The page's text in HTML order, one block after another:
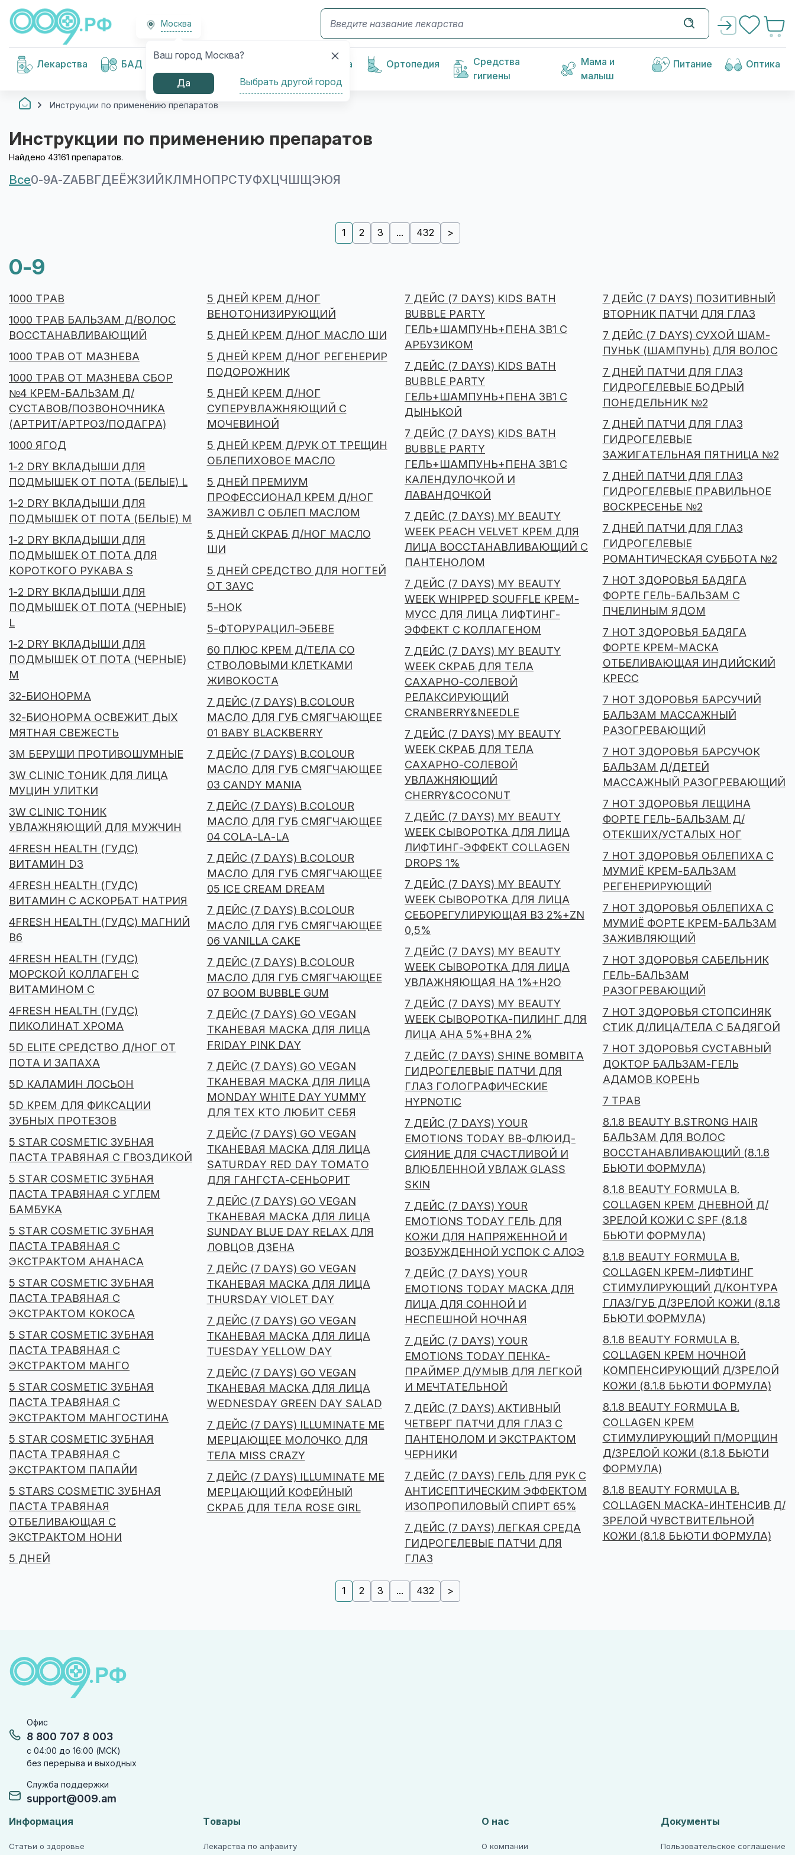
Москва
Ваш город Москва?
Да Выбрать другой город
Лекарства БАД
Медицинские
изделия
Косметика Ортопедия
Средства
гигиены
Мама и
малыш
Питание Оптика
Инструкции по применению препаратов
Инструкции по применению препаратов
Найдено 43161 препаратов.
Все0-9A-ZАБ В ГД Е ЁЖЗ И Й КЛ М Н О П РСТУФХ ЦЧ Ш ЩЭ ЮЯ
1 2 3 ... 432 >
0-9
1000 ТРАВ
1000 ТРАВ БАЛЬЗАМ Д/ВОЛОС
ВОССТАНАВЛИВАЮЩИЙ
1000 ТРАВ ОТ МАЗНЕВА
1000 ТРАВ ОТ МАЗНЕВА СБОР
№4 КРЕМ-БАЛЬЗАМ Д/
СУСТАВОВ/ПОЗВОНОЧНИКА
(АРТРИТ/АРТРОЗ/ПОДАГРА)
1000 ЯГОД
1-2 DRY ВКЛАДЫШИ ДЛЯ
ПОДМЫШЕК ОТ ПОТА (БЕЛЫЕ) L
1-2 DRY ВКЛАДЫШИ ДЛЯ
ПОДМЫШЕК ОТ ПОТА (БЕЛЫЕ) M
1-2 DRY ВКЛАДЫШИ ДЛЯ
ПОДМЫШЕК ОТ ПОТА ДЛЯ
КОРОТКОГО РУКАВА S
1-2 DRY ВКЛАДЫШИ ДЛЯ
ПОДМЫШЕК ОТ ПОТА (ЧЕРНЫЕ)
L
1-2 DRY ВКЛАДЫШИ ДЛЯ
ПОДМЫШЕК ОТ ПОТА (ЧЕРНЫЕ)
М
32-БИОНОРМА
32-БИОНОРМА ОСВЕЖИТ ДЫХ
МЯТНАЯ СВЕЖЕСТЬ
3M БЕРУШИ ПРОТИВОШУМНЫЕ
3W CLINIC ТОНИК ДЛЯ ЛИЦА
МУЦИН УЛИТКИ
3W CLINIC ТОНИК
УВЛАЖНЯЮЩИЙ ДЛЯ МУЖЧИН
4FRESH HEALTH (ГУДС)
ВИТАМИН D3
4FRESH HEALTH (ГУДС)
ВИТАМИН С АСКОРБАТ НАТРИЯ
4FRESH HEALTH (ГУДС) МАГНИЙ
В6
4FRESH HEALTH (ГУДС)
МОРСКОЙ КОЛЛАГЕН С
ВИТАМИНОМ С
4FRESH HEALTH (ГУДС)
ПИКОЛИНАТ ХРОМА
5D ELITE СРЕДСТВО Д/НОГ ОТ
ПОТА И ЗАПАХА
5D КАЛАМИН ЛОСЬОН
5D КРЕМ ДЛЯ ФИКСАЦИИ
ЗУБНЫХ ПРОТЕЗОВ
5 STAR COSMETIC ЗУБНАЯ
ПАСТА ТРАВЯНАЯ С ГВОЗДИКОЙ
5 STAR COSMETIC ЗУБНАЯ
ПАСТА ТРАВЯНАЯ С УГЛЕМ
БАМБУКА
5 STAR COSMETIC ЗУБНАЯ
ПАСТА ТРАВЯНАЯ С
ЭКСТРАКТОМ АНАНАСА
5 STAR COSMETIC ЗУБНАЯ
ПАСТА ТРАВЯНАЯ С
ЭКСТРАКТОМ КОКОСА
5 STAR COSMETIC ЗУБНАЯ
ПАСТА ТРАВЯНАЯ С
ЭКСТРАКТОМ МАНГО
5 STAR COSMETIC ЗУБНАЯ
ПАСТА ТРАВЯНАЯ С
ЭКСТРАКТОМ МАНГОСТИНА
5 STAR COSMETIC ЗУБНАЯ
ПАСТА ТРАВЯНАЯ С
ЭКСТРАКТОМ ПАПАЙИ
5 STARS COSMETIC ЗУБНАЯ
ПАСТА ТРАВЯНАЯ
ОТБЕЛИВАЮЩАЯ С
ЭКСТРАКТОМ НОНИ
5 ДНЕЙ
5 ДНЕЙ КРЕМ Д/НОГ
ВЕНОТОНИЗИРУЮЩИЙ
5 ДНЕЙ КРЕМ Д/НОГ МАСЛО ШИ
5 ДНЕЙ КРЕМ Д/НОГ РЕГЕНЕРИР
ПОДОРОЖНИК
5 ДНЕЙ КРЕМ Д/НОГ
СУПЕРУВЛАЖНЯЮЩИЙ С
МОЧЕВИНОЙ
5 ДНЕЙ КРЕМ Д/РУК ОТ ТРЕЩИН
ОБЛЕПИХОВОЕ МАСЛО
5 ДНЕЙ ПРЕМИУМ
ПРОФЕССИОНАЛ КРЕМ Д/НОГ
ЗАЖИВЛ С ОБЛЕП МАСЛОМ
5 ДНЕЙ СКРАБ Д/НОГ МАСЛО
ШИ
5 ДНЕЙ СРЕДСТВО ДЛЯ НОГТЕЙ
ОТ ЗАУС
5-НОК
5-ФТОРУРАЦИЛ-ЭБЕВЕ
60 ПЛЮС КРЕМ Д/ТЕЛА СО
СТВОЛОВЫМИ КЛЕТКАМИ
ЖИВОКОСТА
7 ДЕЙС (7 DAYS) B.COLOUR
МАСЛО ДЛЯ ГУБ СМЯГЧАЮЩЕЕ
01 BABY BLACKBERRY
7 ДЕЙС (7 DAYS) B.COLOUR
МАСЛО ДЛЯ ГУБ СМЯГЧАЮЩЕЕ
03 CANDY MANIA
7 ДЕЙС (7 DAYS) B.COLOUR
МАСЛО ДЛЯ ГУБ СМЯГЧАЮЩЕЕ
04 COLA-LA-LA
7 ДЕЙС (7 DAYS) B.COLOUR
МАСЛО ДЛЯ ГУБ СМЯГЧАЮЩЕЕ
05 ICE CREAM DREAM
7 ДЕЙС (7 DAYS) B.COLOUR
МАСЛО ДЛЯ ГУБ СМЯГЧАЮЩЕЕ
06 VANILLA CAKE
7 ДЕЙС (7 DAYS) B.COLOUR
МАСЛО ДЛЯ ГУБ СМЯГЧАЮЩЕЕ
07 BOOM BUBBLE GUM
7 ДЕЙС (7 DAYS) GO VEGAN
ТКАНЕВАЯ МАСКА ДЛЯ ЛИЦА
FRIDAY PINK DAY
7 ДЕЙС (7 DAYS) GO VEGAN
ТКАНЕВАЯ МАСКА ДЛЯ ЛИЦА
MONDAY WHITE DAY YUMMY
ДЛЯ ТЕХ КТО ЛЮБИТ СЕБЯ
7 ДЕЙС (7 DAYS) GO VEGAN
ТКАНЕВАЯ МАСКА ДЛЯ ЛИЦА
SATURDAY RED DAY TOMATO
ДЛЯ ГАНГСТА-СЕНЬОРИТ
7 ДЕЙС (7 DAYS) GO VEGAN
ТКАНЕВАЯ МАСКА ДЛЯ ЛИЦА
SUNDAY BLUE DAY RELAX ДЛЯ
ЛОВЦОВ ДЗЕНА
7 ДЕЙС (7 DAYS) GO VEGAN
ТКАНЕВАЯ МАСКА ДЛЯ ЛИЦА
THURSDAY VIOLET DAY
7 ДЕЙС (7 DAYS) GO VEGAN
ТКАНЕВАЯ МАСКА ДЛЯ ЛИЦА
TUESDAY YELLOW DAY
7 ДЕЙС (7 DAYS) GO VEGAN
ТКАНЕВАЯ МАСКА ДЛЯ ЛИЦА
WEDNESDAY GREEN DAY SALAD
7 ДЕЙС (7 DAYS) ILLUMINATE ME
МЕРЦАЮЩЕЕ МОЛОЧКО ДЛЯ
ТЕЛА MISS CRAZY
7 ДЕЙС (7 DAYS) ILLUMINATE ME
МЕРЦАЮЩИЙ КОФЕЙНЫЙ
СКРАБ ДЛЯ ТЕЛА ROSE GIRL
7 ДЕЙС (7 DAYS) KIDS BATH
BUBBLE PARTY
ГЕЛЬ+ШАМПУНЬ+ПЕНА 3В1 С
АРБУЗИКОМ
7 ДЕЙС (7 DAYS) KIDS BATH
BUBBLE PARTY
ГЕЛЬ+ШАМПУНЬ+ПЕНА 3В1 С
ДЫНЬКОЙ
7 ДЕЙС (7 DAYS) KIDS BATH
BUBBLE PARTY
ГЕЛЬ+ШАМПУНЬ+ПЕНА 3В1 С
КАЛЕНДУЛОЧКОЙ И
ЛАВАНДОЧКОЙ
7 ДЕЙС (7 DAYS) MY BEAUTY
WEEK PEACH VELVET КРЕМ ДЛЯ
ЛИЦА ВОССТАНАВЛИВАЮЩИЙ С
ПАНТЕНОЛОМ
7 ДЕЙС (7 DAYS) MY BEAUTY
WEEK WHIPPED SOUFFLE КРЕМ-
МУСС ДЛЯ ЛИЦА ЛИФТИНГ-
ЭФФЕКТ С КОЛЛАГЕНОМ
7 ДЕЙС (7 DAYS) MY BEAUTY
WEEK СКРАБ ДЛЯ ТЕЛА
САХАРНО-СОЛЕВОЙ
РЕЛАКСИРУЮЩИЙ
CRANBERRY&NEEDLE
7 ДЕЙС (7 DAYS) MY BEAUTY
WEEK СКРАБ ДЛЯ ТЕЛА
САХАРНО-СОЛЕВОЙ
УВЛАЖНЯЮЩИЙ
CHERRY&COCONUT
7 ДЕЙС (7 DAYS) MY BEAUTY
WEEK СЫВОРОТКА ДЛЯ ЛИЦА
ЛИФТИНГ-ЭФФЕКТ COLLAGEN
DROPS 1%
7 ДЕЙС (7 DAYS) MY BEAUTY
WEEK СЫВОРОТКА ДЛЯ ЛИЦА
СЕБОРЕГУЛИРУЮЩАЯ B3 2%+ZN
0,5%
7 ДЕЙС (7 DAYS) MY BEAUTY
WEEK СЫВОРОТКА ДЛЯ ЛИЦА
УВЛАЖНЯЮЩАЯ HA 1%+H2O
7 ДЕЙС (7 DAYS) MY BEAUTY
WEEK СЫВОРОТКА-ПИЛИНГ ДЛЯ
ЛИЦА AHA 5%+BHA 2%
7 ДЕЙС (7 DAYS) SHINE BOMBITA
ГИДРОГЕЛЕВЫЕ ПАТЧИ ДЛЯ
ГЛАЗ ГОЛОГРАФИЧЕСКИЕ
HYPNOTIC
7 ДЕЙС (7 DAYS) YOUR
EMOTIONS TODAY BB-ФЛЮИД-
СИЯНИЕ ДЛЯ СЧАСТЛИВОЙ И
ВЛЮБЛЕННОЙ УВЛАЖ GLASS
SKIN
7 ДЕЙС (7 DAYS) YOUR
EMOTIONS TODAY ГЕЛЬ ДЛЯ
КОЖИ ДЛЯ НАПРЯЖЕННОЙ И
ВОЗБУЖДЕННОЙ УСПОК С АЛОЭ
7 ДЕЙС (7 DAYS) YOUR
EMOTIONS TODAY МАСКА ДЛЯ
ЛИЦА ДЛЯ СОННОЙ И
НЕСПЕШНОЙ НОЧНАЯ
7 ДЕЙС (7 DAYS) YOUR
EMOTIONS TODAY ПЕНКА-
ПРАЙМЕР Д/УМЫВ ДЛЯ ЛЕГКОЙ
И МЕЧТАТЕЛЬНОЙ
7 ДЕЙС (7 DAYS) АКТИВНЫЙ
ЧЕТВЕРГ ПАТЧИ ДЛЯ ГЛАЗ С
ПАНТЕНОЛОМ И ЭКСТРАКТОМ
ЧЕРНИКИ
7 ДЕЙС (7 DAYS) ГЕЛЬ ДЛЯ РУК С
АНТИСЕПТИЧЕСКИМ ЭФФЕКТОМ
ИЗОПРОПИЛОВЫЙ СПИРТ 65%
7 ДЕЙС (7 DAYS) ЛЕГКАЯ СРЕДА
ГИДРОГЕЛЕВЫЕ ПАТЧИ ДЛЯ
ГЛАЗ
7 ДЕЙС (7 DAYS) ПОЗИТИВНЫЙ
ВТОРНИК ПАТЧИ ДЛЯ ГЛАЗ
7 ДЕЙС (7 DAYS) СУХОЙ ШАМ-
ПУНЬК (ШАМПУНЬ) ДЛЯ ВОЛОС
7 ДНЕЙ ПАТЧИ ДЛЯ ГЛАЗ
ГИДРОГЕЛЕВЫЕ БОДРЫЙ
ПОНЕДЕЛЬНИК №2
7 ДНЕЙ ПАТЧИ ДЛЯ ГЛАЗ
ГИДРОГЕЛЕВЫЕ
ЗАЖИГАТЕЛЬНАЯ ПЯТНИЦА №2
7 ДНЕЙ ПАТЧИ ДЛЯ ГЛАЗ
ГИДРОГЕЛЕВЫЕ ПРАВИЛЬНОЕ
ВОСКРЕСЕНЬЕ №2
7 ДНЕЙ ПАТЧИ ДЛЯ ГЛАЗ
ГИДРОГЕЛЕВЫЕ
РОМАНТИЧЕСКАЯ СУББОТА №2
7 НОТ ЗДОРОВЬЯ БАДЯГА
ФОРТЕ ГЕЛЬ-БАЛЬЗАМ С
ПЧЕЛИНЫМ ЯДОМ
7 НОТ ЗДОРОВЬЯ БАДЯГА
ФОРТЕ КРЕМ-МАСКА
ОТБЕЛИВАЮЩАЯ ИНДИЙСКИЙ
КРЕСС
7 НОТ ЗДОРОВЬЯ БАРСУЧИЙ
БАЛЬЗАМ МАССАЖНЫЙ
РАЗОГРЕВАЮЩИЙ
7 НОТ ЗДОРОВЬЯ БАРСУЧОК
БАЛЬЗАМ Д/ДЕТЕЙ
МАССАЖНЫЙ РАЗОГРЕВАЮЩИЙ
7 НОТ ЗДОРОВЬЯ ЛЕЩИНА
ФОРТЕ ГЕЛЬ-БАЛЬЗАМ Д/
ОТЕКШИХ/УСТАЛЫХ НОГ
7 НОТ ЗДОРОВЬЯ ОБЛЕПИХА С
МУМИЁ КРЕМ-БАЛЬЗАМ
РЕГЕНЕРИРУЮЩИЙ
7 НОТ ЗДОРОВЬЯ ОБЛЕПИХА С
МУМИЁ ФОРТЕ КРЕМ-БАЛЬЗАМ
ЗАЖИВЛЯЮЩИЙ
7 НОТ ЗДОРОВЬЯ САБЕЛЬНИК
ГЕЛЬ-БАЛЬЗАМ
РАЗОГРЕВАЮЩИЙ
7 НОТ ЗДОРОВЬЯ СТОПСИНЯК
СТИК Д/ЛИЦА/ТЕЛА С БАДЯГОЙ
7 НОТ ЗДОРОВЬЯ СУСТАВНЫЙ
ДОКТОР БАЛЬЗАМ-ГЕЛЬ
АДАМОВ КОРЕНЬ
7 ТРАВ
8.1.8 BEAUTY B.STRONG HAIR
БАЛЬЗАМ ДЛЯ ВОЛОС
ВОССТАНАВЛИВАЮЩИЙ (8.1.8
БЬЮТИ ФОРМУЛА)
8.1.8 BEAUTY FORMULA B.
COLLAGEN КРЕМ ДНЕВНОЙ Д/
ЗРЕЛОЙ КОЖИ С SPF (8.1.8
БЬЮТИ ФОРМУЛА)
8.1.8 BEAUTY FORMULA B.
COLLAGEN КРЕМ-ЛИФТИНГ
СТИМУЛИРУЮЩИЙ Д/КОНТУРА
ГЛАЗ/ГУБ Д/ЗРЕЛОЙ КОЖИ (8.1.8
БЬЮТИ ФОРМУЛА)
8.1.8 BEAUTY FORMULA B.
COLLAGEN КРЕМ НОЧНОЙ
КОМПЕНСИРУЮЩИЙ Д/ЗРЕЛОЙ
КОЖИ (8.1.8 БЬЮТИ ФОРМУЛА)
8.1.8 BEAUTY FORMULA B.
COLLAGEN КРЕМ
СТИМУЛИРУЮЩИЙ П/МОРЩИН
Д/ЗРЕЛОЙ КОЖИ (8.1.8 БЬЮТИ
ФОРМУЛА)
8.1.8 BEAUTY FORMULA B.
COLLAGEN МАСКА-ИНТЕНСИВ Д/
ЗРЕЛОЙ ЧУВСТВИТЕЛЬНОЙ
КОЖИ (8.1.8 БЬЮТИ ФОРМУЛА)
1 2 3 ... 432 >
Офис
8 800 707 8 003
с 04:00 до 16:00 (МСК)
без перерыва и выходных
Служба поддержки
support@009.am
Информация
Статьи о здоровье
Товары
Лекарства по алфавиту
О нас
О компании
Документы
Пользовательское соглашение